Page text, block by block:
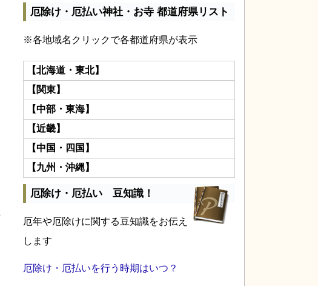
厄除け・厄払い神社・お寺 都道府県リスト
※各地域名クリックで各都道府県が表示
【北海道・東北】
【関東】
【中部・東海】
【近畿】
【中国・四国】
【九州・沖縄】
厄除け・厄払い 豆知識！
厄年や厄除けに関する豆知識をお伝え
します
厄除け・厄払いを行う時期はいつ？